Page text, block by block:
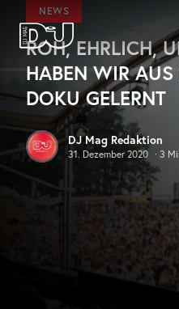
Zum Hauptinhalt springen
DJ Mag Germany
NEWS
ROH, EHRLICH,
HABEN WIR
DOKU GELERNT
DJ Mag Redaktion
31. Dezember 2020 · 3